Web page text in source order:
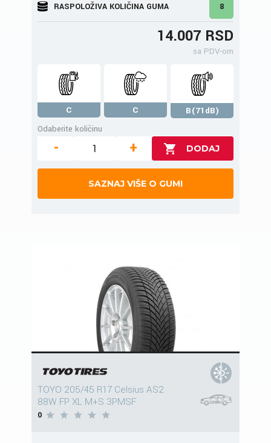
RASPOLOŽIVA KOLIČINA GUMA 8
14.007 RSD
sa PDV-om
C C
B(71dB)
Odaberite količinu
- +
SAZNAJ VIŠE O GUMI
TOYO 205/45 R17 Celsius AS2
88W FP XL M+S 3PMSF
0